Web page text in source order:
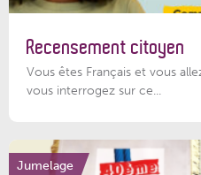
Recensement citoyen
Vous êtes Français et vous
vous interrogez sur ce...
Jumelage